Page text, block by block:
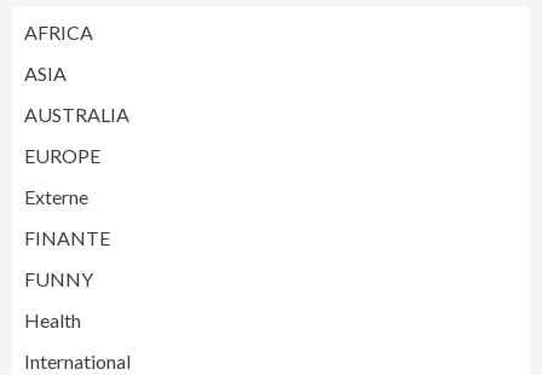
AFRICA
ASIA
AUSTRALIA
EUROPE
Externe
FINANTE
FUNNY
Health
International